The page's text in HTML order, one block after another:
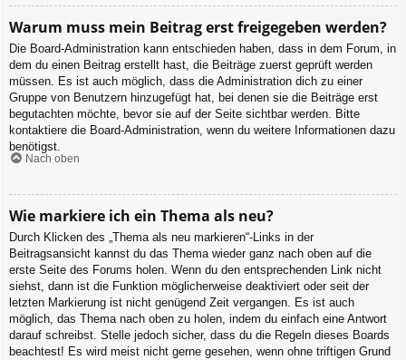
Warum muss mein Beitrag erst freigegeben werden?
Die Board-Administration kann entschieden haben, dass in dem Forum, in
dem du einen Beitrag erstellt hast, die Beiträge zuerst geprüft werden
müssen. Es ist auch möglich, dass die Administration dich zu einer
Gruppe von Benutzern hinzugefügt hat, bei denen sie die Beiträge erst
begutachten möchte, bevor sie auf der Seite sichtbar werden. Bitte
kontaktiere die Board-Administration, wenn du weitere Informationen dazu
benötigst.
Nach oben
Wie markiere ich ein Thema als neu?
Durch Klicken des „Thema als neu markieren“-Links in der
Beitragsansicht kannst du das Thema wieder ganz nach oben auf die
erste Seite des Forums holen. Wenn du den entsprechenden Link nicht
siehst, dann ist die Funktion möglicherweise deaktiviert oder seit der
letzten Markierung ist nicht genügend Zeit vergangen. Es ist auch
möglich, das Thema nach oben zu holen, indem du einfach eine Antwort
darauf schreibst. Stelle jedoch sicher, dass du die Regeln dieses Boards
beachtest! Es wird meist nicht gerne gesehen, wenn ohne triftigen Grund